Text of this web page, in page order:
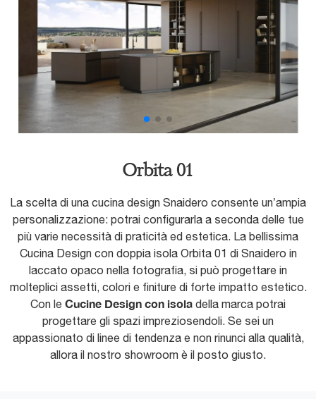
Orbita 01
La scelta di una cucina design Snaidero consente un’ampia
personalizzazione: potrai configurarla a seconda delle tue
più varie necessità di praticità ed estetica. La bellissima
Cucina Design con doppia isola Orbita 01 di Snaidero in
laccato opaco nella fotografia, si può progettare in
molteplici assetti, colori e finiture di forte impatto estetico.
Con le Cucine Design con isola della marca potrai
progettare gli spazi impreziosendoli. Se sei un
appassionato di linee di tendenza e non rinunci alla qualità,
allora il nostro showroom è il posto giusto.